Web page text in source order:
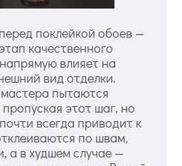
поклейкой обоев —
качественного
влияет на
вид отделки.
пытаются
этот шаг, но
всегда приводит к
по швам,
а в худшем случае —